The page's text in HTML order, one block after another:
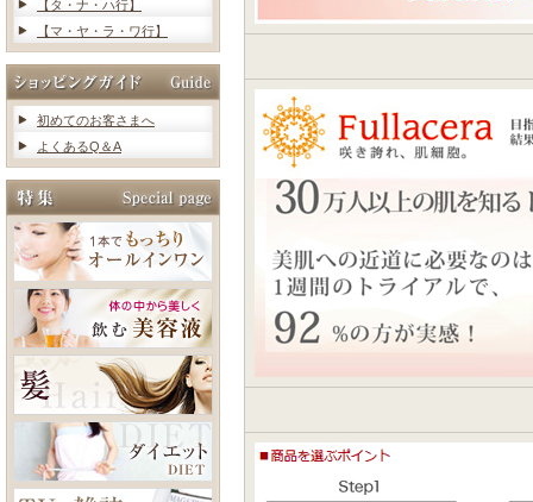
【タ・ナ・ハ行】
【マ・ヤ・ラ・ワ行】
初めてのお客さまへ
よくあるQ＆A